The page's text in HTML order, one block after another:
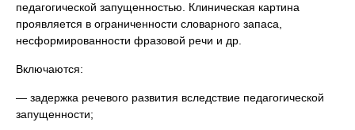
педагогической запущенностью. Клиническая картина
проявляется в ограниченности словарного запаса,
несформированности фразовой речи и др.
Включаются:
— задержка речевого развития вследствие педагогической
запущенности;